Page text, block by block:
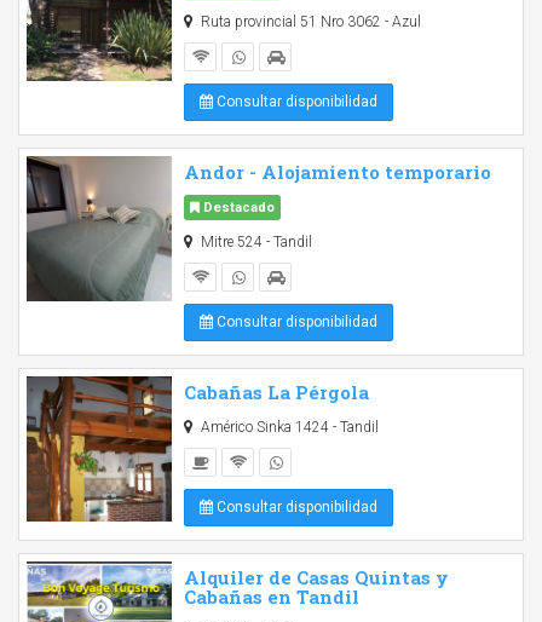
Ruta provincial 51 Nro 3062 - Azul
Consultar disponibilidad
Andor - Alojamiento temporario
Destacado
Mitre 524 - Tandil
Consultar disponibilidad
Cabañas La Pérgola
Américo Sinka 1424 - Tandil
Consultar disponibilidad
Alquiler de Casas Quintas y
Cabañas en Tandil